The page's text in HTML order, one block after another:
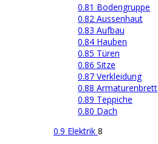
0.81 Bodengruppe
0.82 Aussenhaut
0.83 Aufbau
0.84 Hauben
0.85 Türen
0.86 Sitze
0.87 Verkleidung
0.88 Armaturenbrett
0.89 Teppiche
0.80 Dach
0.9 Elektrik 8